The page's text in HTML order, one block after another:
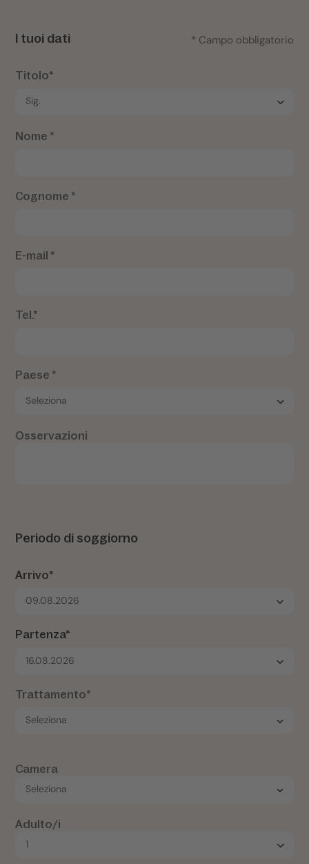
* Campo obbligatorio
I tuoi dati
Titolo*
Nome *
Cognome *
E-mail *
Tel.*
Paese *
Osservazioni
Periodo di soggiorno
Arrivo*
09.08.2026
Partenza*
16.08.2026
Trattamento*
Camera
Adulto/i